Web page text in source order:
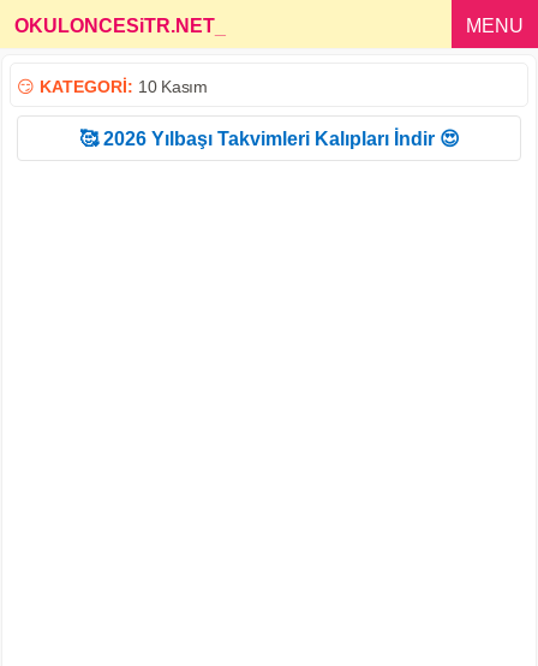
OKULONCESiTR.NET MENU
😏 KATEGORİ: 10 Kasım
🥰 2026 Yılbaşı Takvimleri Kalıpları İndir 😍